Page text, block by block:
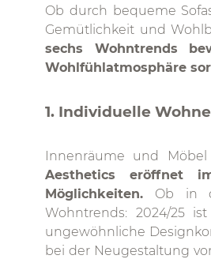
Ob durch bequeme
Gemütlichkeit und
sechs Wohntrends
Wohlfühlatmosphäre
1. Individuelle
Innenräume und
Aesthetics eröffnet
Möglichkeiten. Ob in
Wohntrends: 2024/25
ungewöhnliche
bei der Neugestaltung